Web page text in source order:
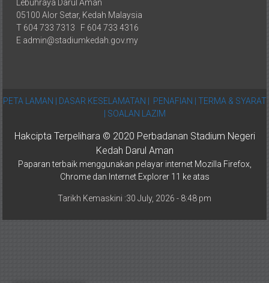
Lebuhraya Darul Aman
05100 Alor Setar, Kedah Malaysia
T 604 733 7313 F 604 733 4316
E admin@stadiumkedah.gov.my
PETA LAMAN | DASAR KESELAMATAN | PENAFIAN |
TERMA & SYARAT
SOALAN LAZIM
Hakcipta Terpelihara © 2020 Perbadanan Stadium Negeri
Kedah Darul Aman
Paparan terbaik menggunakan pelayar internet Mozilla Firefox,
Chrome dan Internet Explorer 11 ke atas
Tarikh Kemaskini :30 July, 2026 - 8:48 pm